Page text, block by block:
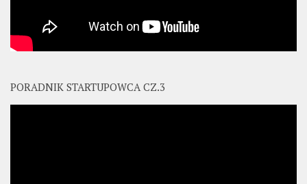
PORADNIK STARTUPOWCA CZ.3